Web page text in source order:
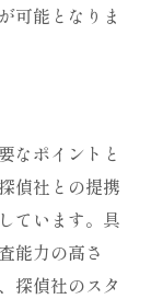
可能となりま
なポイントと
偵社との提携
ています。具
能力の高さ
探偵社のスタ